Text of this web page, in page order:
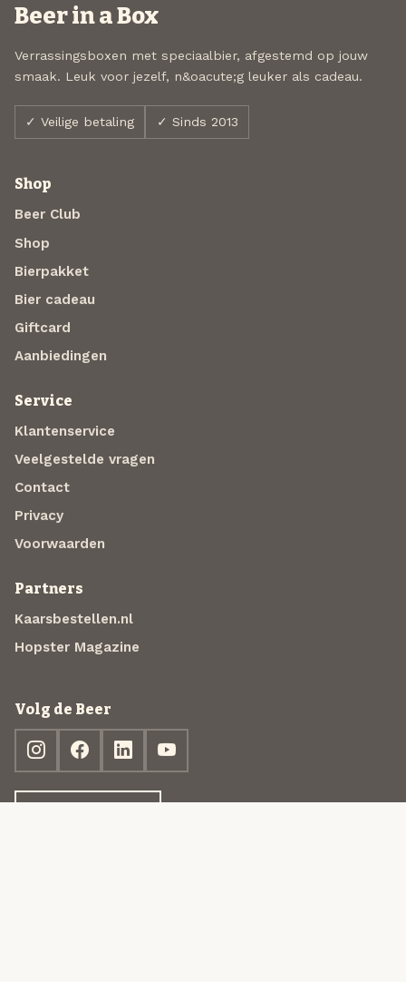
Beer in a Box
Verrassingsboxen met speciaalbier, afgestemd op jouw
smaak. Leuk voor jezelf, n&oacute;g leuker als cadeau.
✓ Veilige betaling ✓ Sinds 2013
Shop
Beer Club
Shop
Bierpakket
Bier cadeau
Giftcard
Aanbiedingen
Service
Klantenservice
Veelgestelde vragen
Contact
Privacy
Voorwaarden
Partners
Kaarsbestellen.nl
Hopster Magazine
Volg de Beer